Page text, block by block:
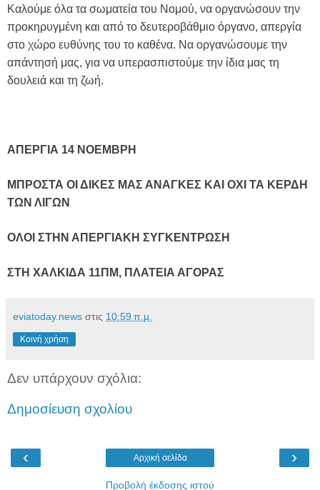
Καλούμε όλα τα σωματεία του Νομού, να οργανώσουν την
προκηρυγμένη και από το δευτεροβάθμιο όργανο, απεργία
στο χώρο ευθύνης του το καθένα. Να οργανώσουμε την
απάντησή μας, για να υπερασπιστούμε την ίδια μας τη
δουλειά και τη ζωή.
ΑΠΕΡΓΙΑ 14 ΝΟΕΜΒΡΗ
ΜΠΡΟΣΤΑ ΟΙ ΔΙΚΕΣ ΜΑΣ ΑΝΑΓΚΕΣ ΚΑΙ ΟΧΙ ΤΑ ΚΕΡΔΗ
ΤΩΝ ΛΙΓΩΝ
ΟΛΟΙ ΣΤΗΝ ΑΠΕΡΓΙΑΚΗ ΣΥΓΚΕΝΤΡΩΣΗ
ΣΤΗ ΧΑΛΚΙΔΑ 11ΠΜ, ΠΛΑΤΕΙΑ ΑΓΟΡΑΣ
eviatoday.news στις 10:59 π.μ.
Κοινή χρήση
Δεν υπάρχουν σχόλια:
Δημοσίευση σχολίου
‹ ›
Αρχική σελίδα
Προβολή έκδοσης ιστού